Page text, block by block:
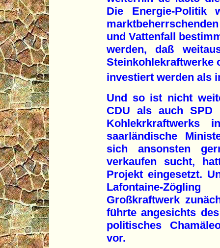
Die Energie-Politik
und Vattenfall
werden, daß
Steinkohlekraftwerke
investiert werden als
Und so ist nicht
CDU als auch SPD
Kohlekrkraftwerks
saarländische
sich ansonsten
verkaufen sucht,
Projekt eingesetzt.
Lafontaine-
Großkraftwerk
führte angesichts
politisches
vor.